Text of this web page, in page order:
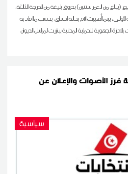
(يبلغ من العمر سنتين) بحروق بليغة من الدرجة الثالثة،
الأولى، بينما أُصيبت الام بحالة اختناق، بحسب ما افاد به
الجهوية للحماية المدنية ببنزرت لمراسل الديوان
الأصوات والإعلان عن
سياسية